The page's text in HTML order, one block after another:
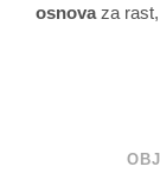
osnovaza rast,